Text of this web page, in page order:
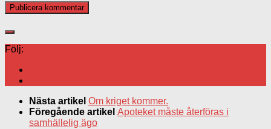
Följ:
Nästa artikel Om kriget kommer.
Föregående artikel Apoteket måste återföras i
samhällelig ägo